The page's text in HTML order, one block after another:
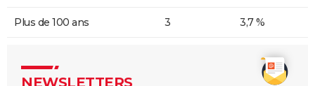
Plus de 100 ans 3 3,7 %
NEWSLETTERS